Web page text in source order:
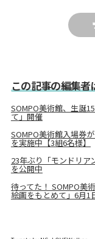
この記事の編集者
SOMPO美術館、生誕
て」開催
SOMPO美術館入場券
を実施中【3組6名様】
23年ぶり「モンドリア
を公開中
待ってた！ SOMPO美
絵画をもとめて」6月1